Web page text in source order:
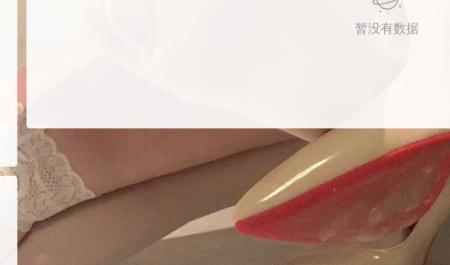
暂没有数据